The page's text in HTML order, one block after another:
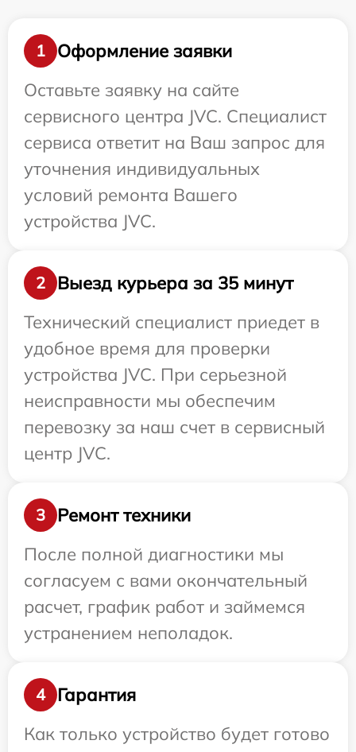
1
Оформление заявки
Оставьте заявку на сайте
сервисного центра JVC. Специалист
сервиса ответит на Ваш запрос для
уточнения индивидуальных
условий ремонта Вашего
устройства JVC.
2
Выезд курьера за 35 минут
Технический специалист приедет в
удобное время для проверки
устройства JVC. При серьезной
неисправности мы обеспечим
перевозку за наш счет в сервисный
центр JVC.
3
Ремонт техники
После полной диагностики мы
согласуем с вами окончательный
расчет, график работ и займемся
устранением неполадок.
4
Гарантия
Как только устройство будет готово